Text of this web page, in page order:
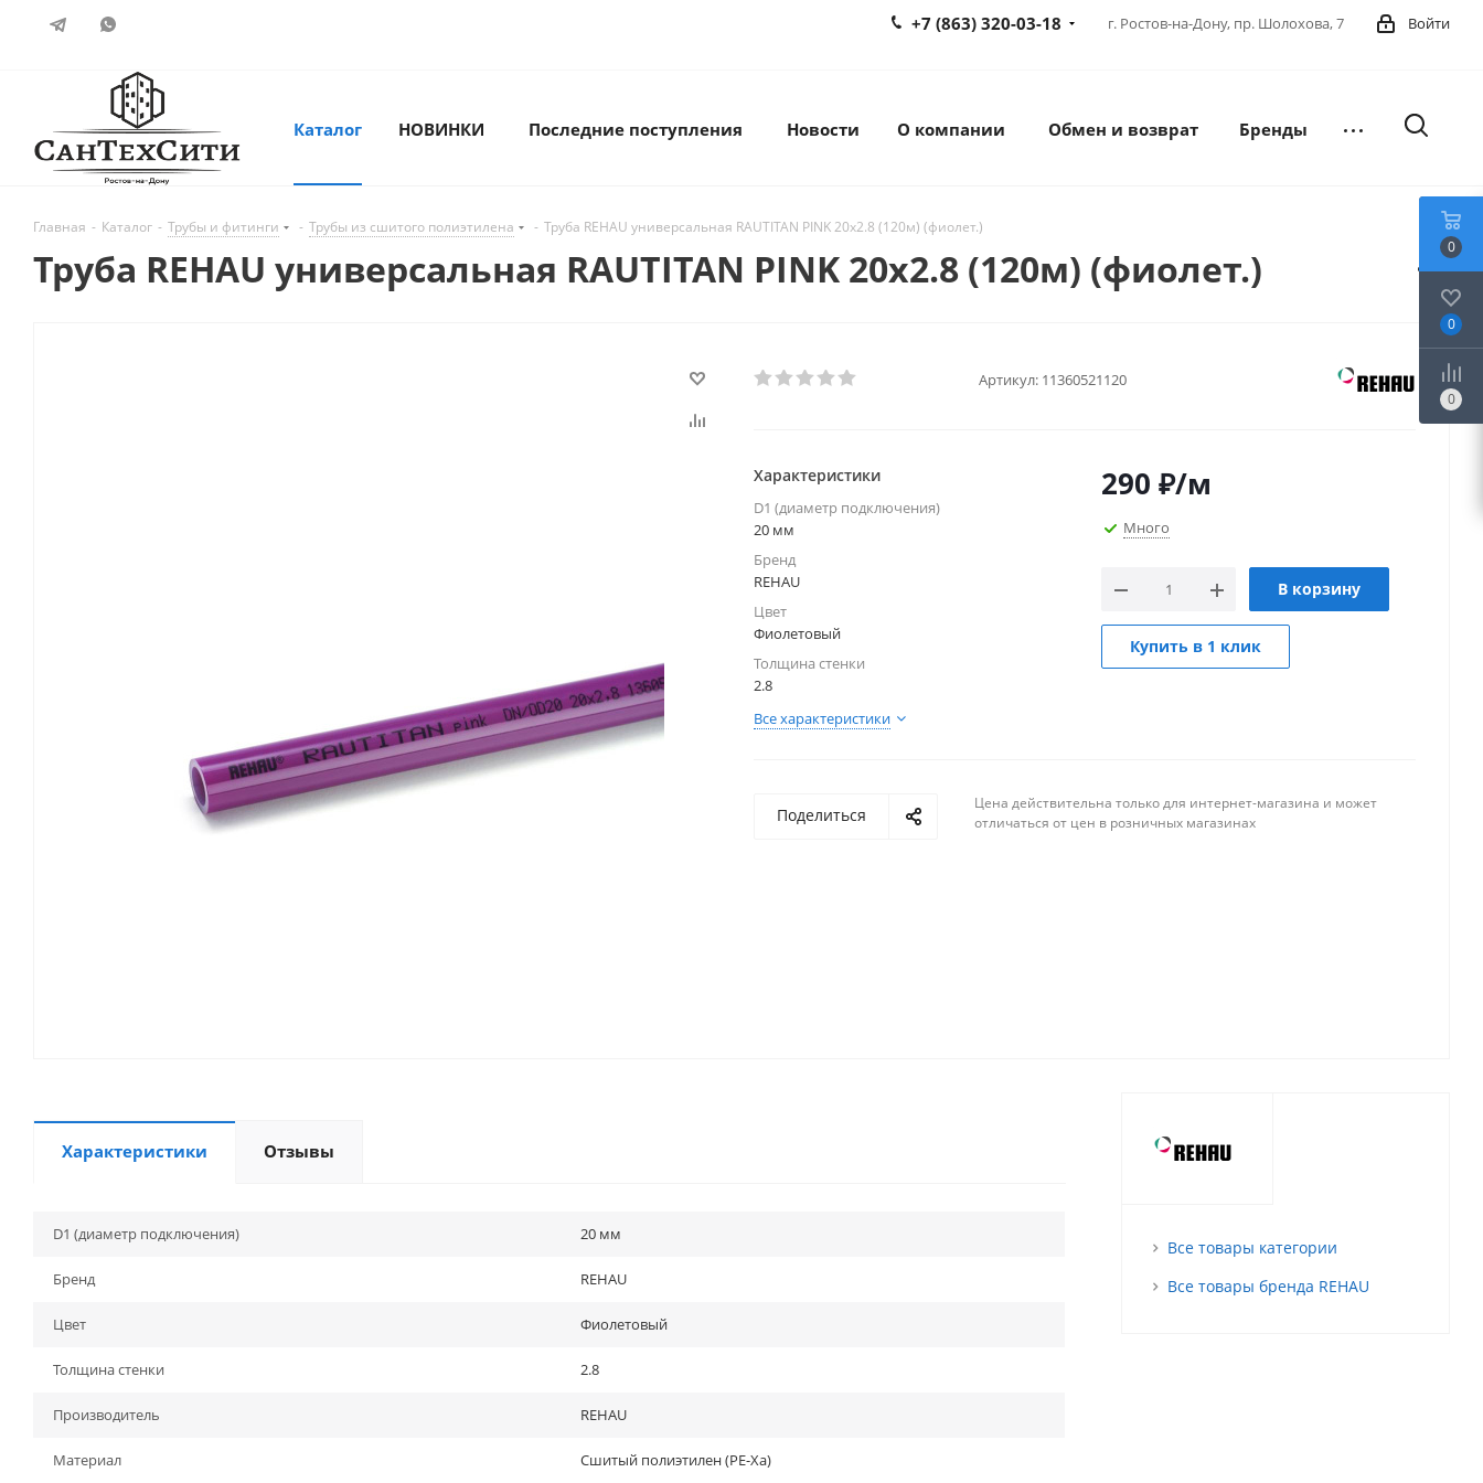
Войти
г. Ростов-на-Дону, пр. Шолохова, 7
+7 (863) 320-03-18
Каталог НОВИНКИ Последние поступления Новости О компании Обмен и возврат Бренды
Главная - Каталог - Трубы и фитинги - Трубы из сшитого полиэтилена - Труба REHAU универсальная RAUTITAN PINK 20х2.8 (120м) (фиолет.)
Труба REHAU универсальная RAUTITAN PINK 20х2.8 (120м) (фиолет.)
Артикул: 11360521120
Характеристики
D1 (диаметр подключения)
20 мм
Бренд
REHAU
Цвет
Фиолетовый
Толщина стенки
2.8
Все характеристики
290 ₽/м
Много
В корзину
Купить в 1 клик
Поделиться
Цена действительна только для интернет-магазина и может
отличаться от цен в розничных магазинах
Характеристики Отзывы
D1 (диаметр подключения) 20 мм
Бренд REHAU
Цвет Фиолетовый
Толщина стенки 2.8
Производитель REHAU
Материал Сшитый полиэтилен (PE-Xa)
Все товары категории
Все товары бренда REHAU
0
0
0